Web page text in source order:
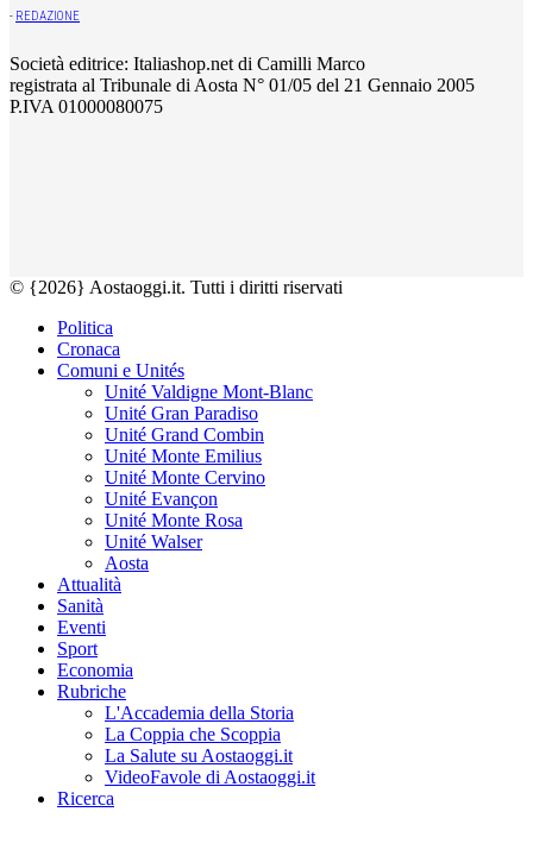
- REDAZIONE
Società editrice: Italiashop.net di Camilli Marco
registrata al Tribunale di Aosta N° 01/05 del 21 Gennaio 2005
P.IVA 01000080075
© {2026} Aostaoggi.it. Tutti i diritti riservati
Politica
Cronaca
Comuni e Unités
Unité Valdigne Mont-Blanc
Unité Gran Paradiso
Unité Grand Combin
Unité Monte Emilius
Unité Monte Cervino
Unité Evançon
Unité Monte Rosa
Unité Walser
Aosta
Attualità
Sanità
Eventi
Sport
Economia
Rubriche
L'Accademia della Storia
La Coppia che Scoppia
La Salute su Aostaoggi.it
VideoFavole di Aostaoggi.it
Ricerca